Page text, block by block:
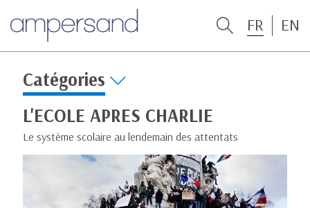
FR EN
Catégories
L'ECOLE APRES CHARLIE
Le système scolaire au lendemain des attentats